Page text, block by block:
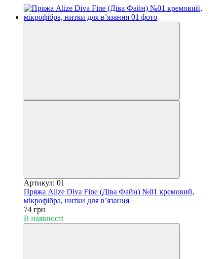
Артикул: 01
Пряжа Alize Diva Fine (Діва Файн) №01 кремовий,
мікрофібра, нитки для в’язання
74 грн
В наявності